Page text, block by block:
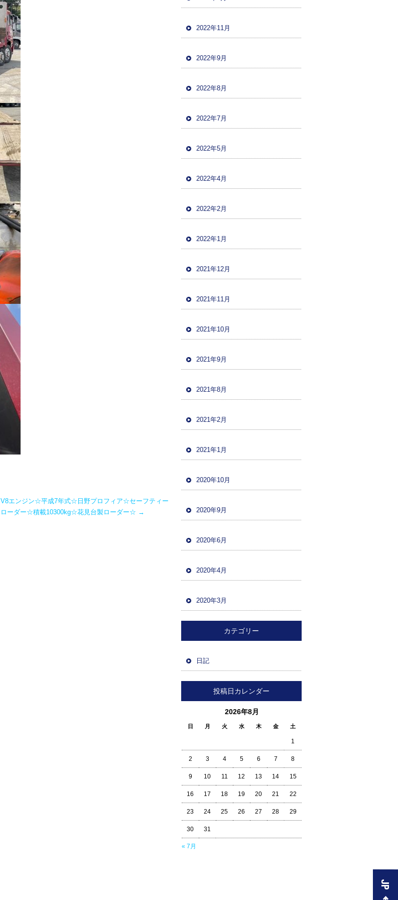
V8エンジン☆平成7年式☆日野プロフィア☆セーフティー
ローダー☆積載10300kg☆花見台製ローダー☆ →
2022年11月
2022年9月
2022年8月
2022年7月
2022年5月
2022年4月
2022年2月
2022年1月
2021年12月
2021年11月
2021年10月
2021年9月
2021年8月
2021年2月
2021年1月
2020年10月
2020年9月
2020年6月
2020年4月
2020年3月
カテゴリー
日記
投稿日カレンダー
2026年8月
日 月 火 水 木 金 土
« 7月
1
2 3 4 5 6 7 8
9 10 11 12 13 14 15
16 17 18 19 20 21 22
23 24 25 26 27 28 29
30 31